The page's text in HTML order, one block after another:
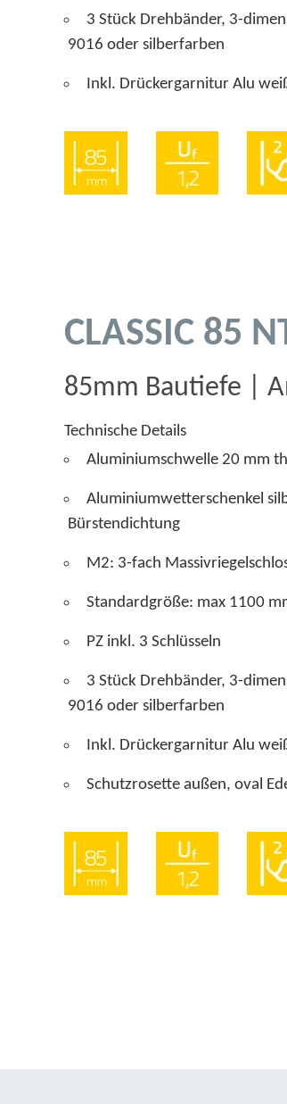
3 Stück Drehbänder, 3-
9016 oder silberfarben
Inkl. Drückergarnitur Alu
CLASSIC 85
85mm Bautiefe |
Technische Details
Aluminiumschwelle 20 mm
Bürstendichtung
M2: 3-fach
Standardgröße: max 1100
PZ inkl. 3 Schlüsseln
3 Stück Drehbänder, 3-
9016 oder silberfarben
Inkl. Drückergarnitur Alu
Schutzrosette außen, oval